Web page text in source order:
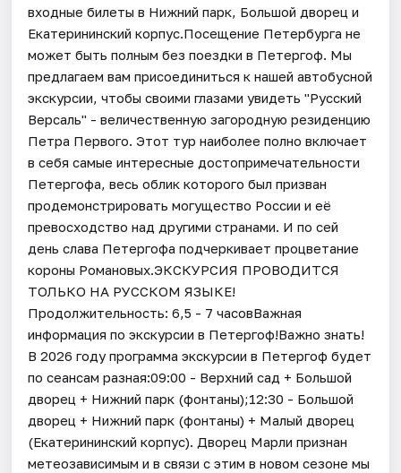
входные билеты в Нижний парк, Большой дворец и
Екатерининский корпус.Посещение Петербурга не
может быть полным без поездки в Петергоф. Мы
предлагаем вам присоединиться к нашей автобусной
экскурсии, чтобы своими глазами увидеть "Русский
Версаль" - величественную загородную резиденцию
Петра Первого. Этот тур наиболее полно включает
в себя самые интересные достопримечательности
Петергофа, весь облик которого был призван
продемонстрировать могущество России и её
превосходство над другими странами. И по сей
день слава Петергофа подчеркивает процветание
короны Романовых.ЭКСКУРСИЯ ПРОВОДИТСЯ
ТОЛЬКО НА РУССКОМ ЯЗЫКЕ!
Продолжительность: 6,5 - 7 часовВажная
информация по экскурсии в Петергоф!Важно знать!
В 2026 году программа экскурсии в Петергоф будет
по сеансам разная:09:00 - Верхний сад + Большой
дворец + Нижний парк (фонтаны);12:30 - Большой
дворец + Нижний парк (фонтаны) + Малый дворец
(Екатерининский корпус). Дворец Марли признан
метеозависимым и в связи с этим в новом сезоне мы